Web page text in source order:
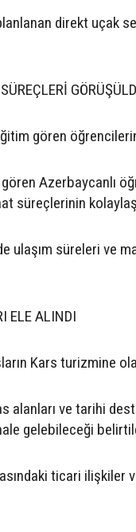
direkt uçak
gören
Azerbaycanlı
süreçlerinin
ulaşım süreleri ve
ELE ALINDI
Kars turizmine
ve tarihi
gelebileceği
ticari ilişkiler